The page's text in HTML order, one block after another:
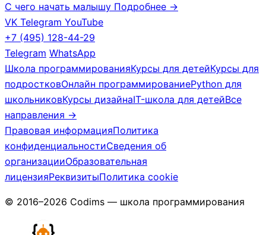
С чего начать малышу Подробнее →
VK Telegram YouTube
+7 (495) 128-44-29
Telegram WhatsApp
Школа программированияКурсы для детейКурсы для
подростковОнлайн программированиеPython для
школьниковКурсы дизайнаIT-школа для детейВсе
направления →
Правовая информацияПолитика
конфиденциальностиСведения об
организацииОбразовательная
лицензияРеквизитыПолитика cookie
© 2016–2026 Codims — школа программирования